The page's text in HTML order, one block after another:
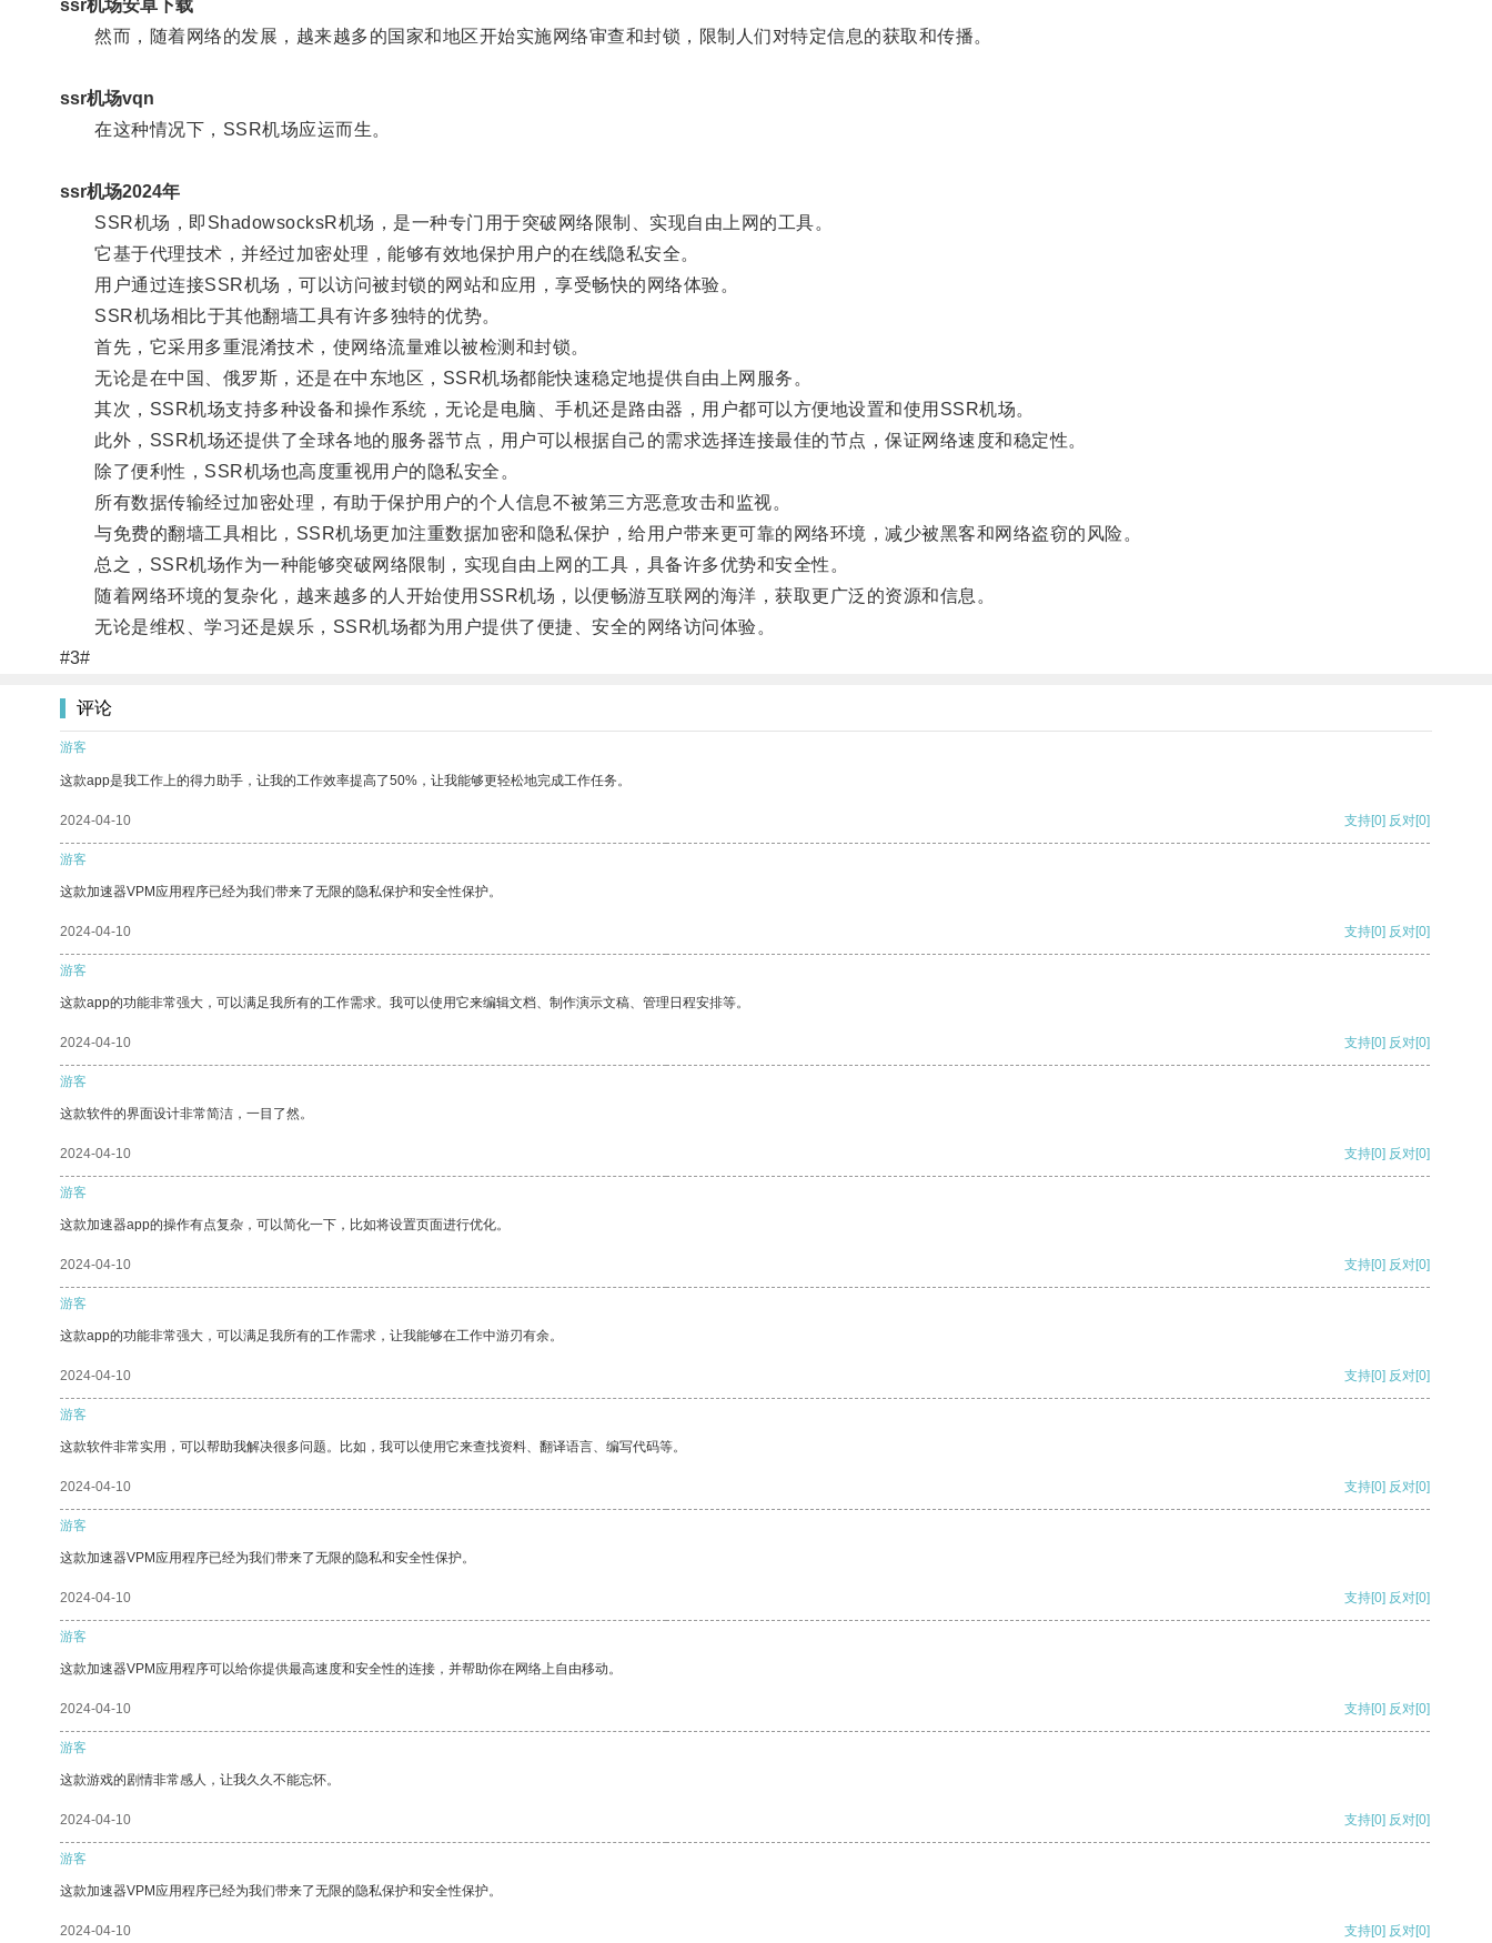
ssr机场安卓下载
然而，随着网络的发展，越来越多的国家和地区开始实施网络审查和封锁，限制人们对特定信息的获取和传播。
ssr机场vqn
在这种情况下，SSR机场应运而生。
ssr机场2024年
SSR机场，即ShadowsocksR机场，是一种专门用于突破网络限制、实现自由上网的工具。
它基于代理技术，并经过加密处理，能够有效地保护用户的在线隐私安全。
用户通过连接SSR机场，可以访问被封锁的网站和应用，享受畅快的网络体验。
SSR机场相比于其他翻墙工具有许多独特的优势。
首先，它采用多重混淆技术，使网络流量难以被检测和封锁。
无论是在中国、俄罗斯，还是在中东地区，SSR机场都能快速稳定地提供自由上网服务。
其次，SSR机场支持多种设备和操作系统，无论是电脑、手机还是路由器，用户都可以方便地设置和使用SSR机场。
此外，SSR机场还提供了全球各地的服务器节点，用户可以根据自己的需求选择连接最佳的节点，保证网络速度和稳定性。
除了便利性，SSR机场也高度重视用户的隐私安全。
所有数据传输经过加密处理，有助于保护用户的个人信息不被第三方恶意攻击和监视。
与免费的翻墙工具相比，SSR机场更加注重数据加密和隐私保护，给用户带来更可靠的网络环境，减少被黑客和网络盗窃的风险。
总之，SSR机场作为一种能够突破网络限制，实现自由上网的工具，具备许多优势和安全性。
随着网络环境的复杂化，越来越多的人开始使用SSR机场，以便畅游互联网的海洋，获取更广泛的资源和信息。
无论是维权、学习还是娱乐，SSR机场都为用户提供了便捷、安全的网络访问体验。
#3#
评论
游客
这款app是我工作上的得力助手，让我的工作效率提高了50%，让我能够更轻松地完成工作任务。
2024-04-10 支持[0] 反对[0]
游客
这款加速器VPM应用程序已经为我们带来了无限的隐私保护和安全性保护。
2024-04-10 支持[0] 反对[0]
游客
这款app的功能非常强大，可以满足我所有的工作需求。我可以使用它来编辑文档、制作演示文稿、管理日程安排等。
2024-04-10 支持[0] 反对[0]
游客
这款软件的界面设计非常简洁，一目了然。
2024-04-10 支持[0] 反对[0]
游客
这款加速器app的操作有点复杂，可以简化一下，比如将设置页面进行优化。
2024-04-10 支持[0] 反对[0]
游客
这款app的功能非常强大，可以满足我所有的工作需求，让我能够在工作中游刃有余。
2024-04-10 支持[0] 反对[0]
游客
这款软件非常实用，可以帮助我解决很多问题。比如，我可以使用它来查找资料、翻译语言、编写代码等。
2024-04-10 支持[0] 反对[0]
游客
这款加速器VPM应用程序已经为我们带来了无限的隐私和安全性保护。
2024-04-10 支持[0] 反对[0]
游客
这款加速器VPM应用程序可以给你提供最高速度和安全性的连接，并帮助你在网络上自由移动。
2024-04-10 支持[0] 反对[0]
游客
这款游戏的剧情非常感人，让我久久不能忘怀。
2024-04-10 支持[0] 反对[0]
游客
这款加速器VPM应用程序已经为我们带来了无限的隐私保护和安全性保护。
2024-04-10 支持[0] 反对[0]